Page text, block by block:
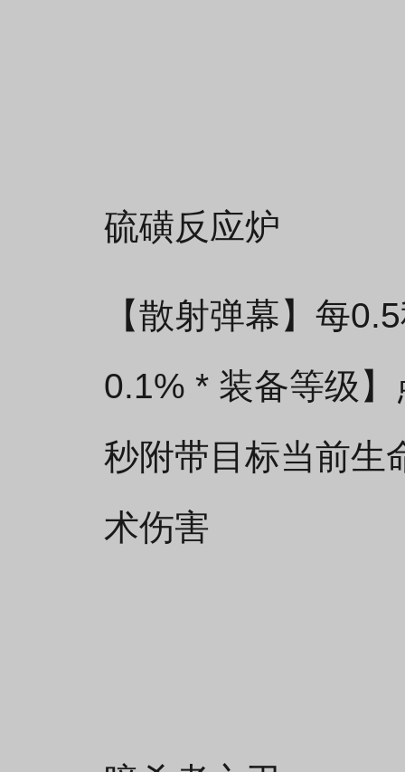
硫磺反应炉
【散射弹幕】每
0.1% * 装备等级
秒附带目标当前生
术伤害